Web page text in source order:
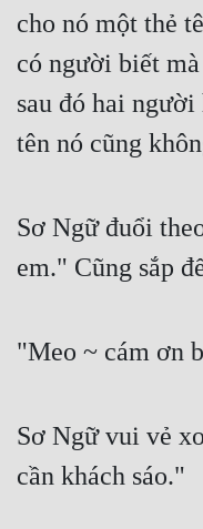
cho nó một thẻ
có người biết
sau đó hai
tên nó cũng
Sơ Ngữ đuổi
em." Cũng sắp
"Meo ~ cám ơn
Sơ Ngữ vui vẻ
cần khách sáo."